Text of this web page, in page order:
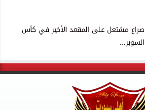
صراع مشتعل على المقعد الأخير في كأس
السوبر...